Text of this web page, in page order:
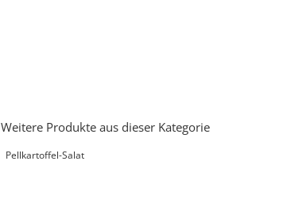
Weitere Produkte aus dieser Kategorie
Pellkartoffel-Salat